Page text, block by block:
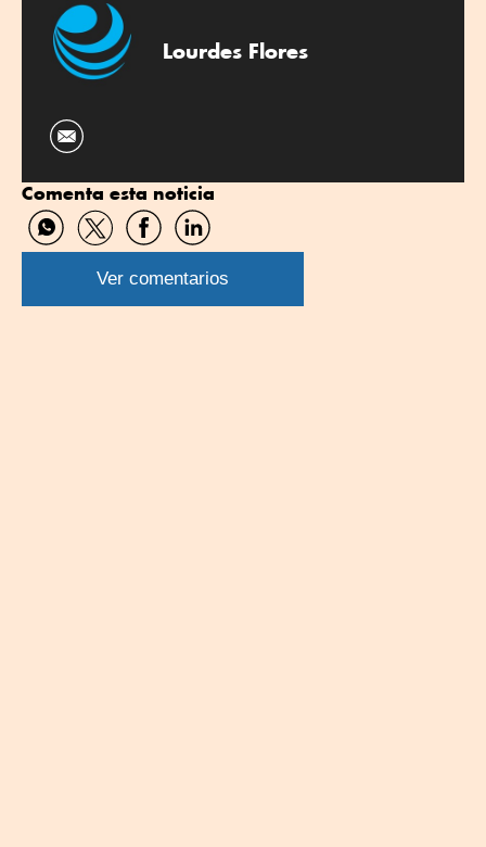
Lourdes Flores
Comenta esta noticia
Compartir
por
WhatsApp
Compartir
por
Twitter
Compartir
por
Facebook
Compartir
por
Linkedin
Ver comentarios